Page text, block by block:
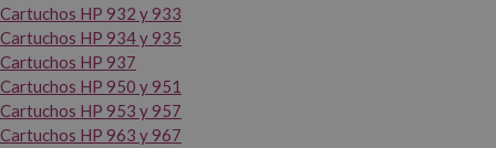
Cartuchos HP 932 y 933
Cartuchos HP 934 y 935
Cartuchos HP 937
Cartuchos HP 950 y 951
Cartuchos HP 953 y 957
Cartuchos HP 963 y 967